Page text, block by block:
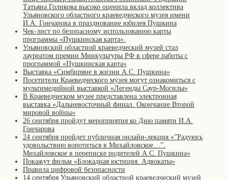
Татьяна Голикова высоко оценила вклад коллектива
Ульяновского областного краеведческого музея имени
И.А. Гончарова в празднование юбилея Пушкина
Чек-лист по безопасному использованию карты
программы «Пушкинская карта».
Ульяновский областной краеведческий музей стал
лауреатом премии Минкультуры РФ в сфере работы с
программой «Пушкинская карта»
Выставка «Симбиряне в жизни А.С. Пушкина»
Посетители Краеведческого музея могут ознакомиться с
мультимедийной выставкой «Легенды Саур-Могилы»
В Краеведческом музее представлена электронная
выставка «Дальневосточный финал. Окончание Второй
мировой войны»
26 сентября пройдут мероприятия ко Дню памяти И.А.
Гончарова
24 сентября пройдет публичная онлайн-лекция «”Радуюсь
удовольствию воротиться в Михайловское…”.
Михайловское в переписке родителей А.С. Пушкина»
Покажут фильм «Блокадная юстиция. Адвокаты»
Правила цифровой безопасности
14 сентября Ульяновский областной краеведческий музей